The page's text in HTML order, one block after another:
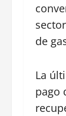
de
La
pago